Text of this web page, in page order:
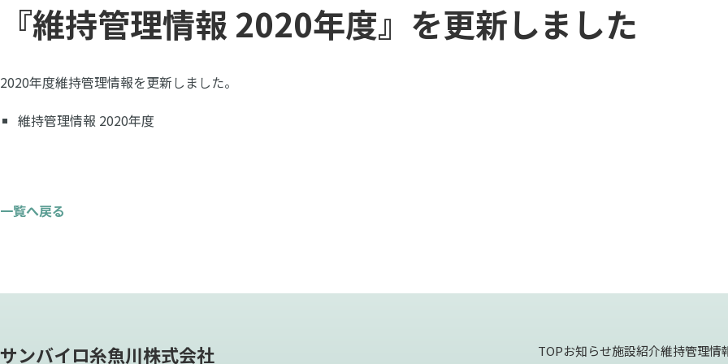
『維持管理情報 2020年度』を更新しました
2020年度維持管理情報を更新しました。
維持管理情報 2020年度
一覧へ戻る
サンバイロ糸魚川株式会社 TOPお知らせ施設紹介維持管理情